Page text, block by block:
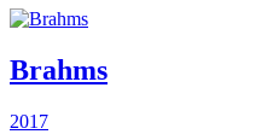
Brahms
2017